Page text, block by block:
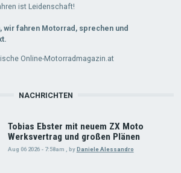
ist Leidenschaft!
fahren Motorrad, sprechen und
Online-Motorradmagazin.at
NACHRICHTEN
Tobias Ebster mit neuem ZX Moto
Werksvertrag und großen Plänen
Aug 06 2026 - 7:58am byDaniele Alessandro